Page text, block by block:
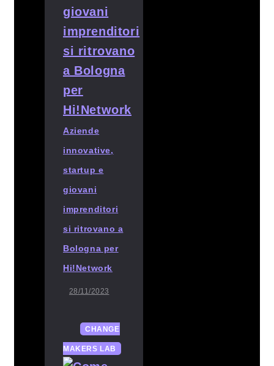
Aziende
innovative,
startup e
giovani
imprenditori
si ritrovano a
Bologna per
Hi!Network
28/11/2023
CHANGE
MAKERS LAB